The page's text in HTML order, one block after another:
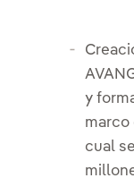
y
marco
cual